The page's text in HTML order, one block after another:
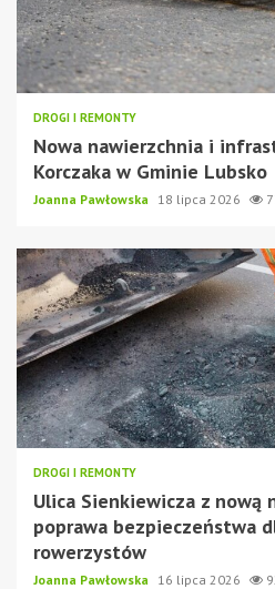
DROGI I REMONTY
Nowa nawierzchnia i
Korczaka w Gminie Lubsko
Joanna Pawłowska 18 lipca 2026
DROGI I REMONTY
Ulica Sienkiewicza z nową
poprawa bezpieczeństwa
rowerzystów
Joanna Pawłowska 16 lipca 2026